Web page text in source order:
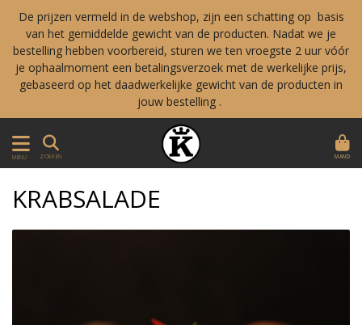
De prijzen vermeld in de webshop, zijn een schatting op basis
van het gemiddelde gewicht van de producten. Nadat we je
bestelling hebben voorbereid, sturen we ten vroegste 2 uur vóór
je ophaalmoment een betalingsverzoek met de werkelijke prijs,
gebaseerd op het daadwerkelijke gewicht van de producten in
jouw bestelling .
MENU ZOEKEN MAND
KRABSALADE